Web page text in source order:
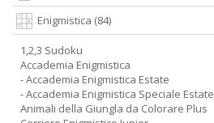
Enigmistica (84)
1,2,3 Sudoku
Accademia Enigmistica
- Accademia Enigmistica Estate
- Accademia Enigmistica Speciale Estate
Animali della Giungla da Colorare Plus